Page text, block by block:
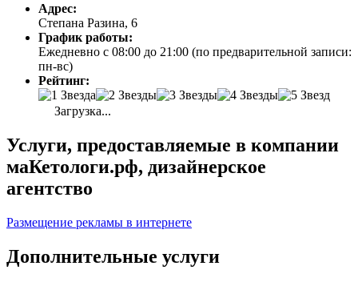
Адрес:
Степана Разина, 6
График работы:
Ежедневно с 08:00 до 21:00 (по предварительной записи:
пн-вс)
Рейтинг:
Загрузка...
Услуги, предоставляемые в компании
маКетологи.рф, дизайнерское
агентство
Размещение рекламы в интернете
Дополнительные услуги